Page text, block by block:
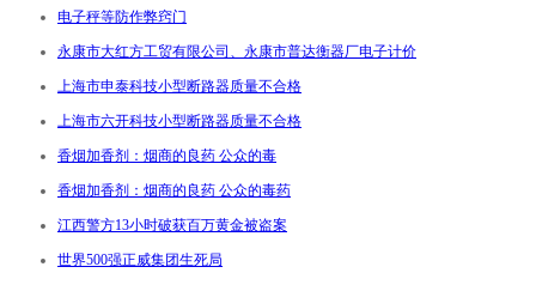
电子秤等防作弊窍门
永康市大红方工贸有限公司、永康市普达衡器厂电子计价
上海市申泰科技小型断路器质量不合格
上海市六开科技小型断路器质量不合格
香烟加香剂：烟商的良药 公众的毒
香烟加香剂：烟商的良药 公众的毒药
江西警方13小时破获百万黄金被盗案
世界500强正威集团生死局